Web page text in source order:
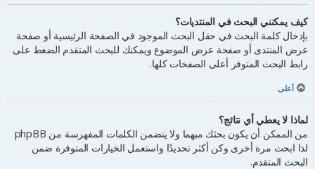
كيف يمكنني البحث في المنتديات؟
بإدخال كلمة البحث في حقل البحث الموجود في الصفحة الرئيسية أو صفحة
عرض المنتدى أو صفحة عرض الموضوع ويمكنك للبحث المتقدم الضغط على
رابط البحث المتوفر أعلى الصفحات كلها.
أعلى
لماذا لا يعطي أي نتائج؟
من الممكن أن يكون بحثك مبهما ولا يتضمن الكلمات المفهرسة من phpBB
لذا ابحث مرة أخرى وكن أكثر تحديدًا واستعمل الخيارات المتوفرة ضمن
البحث المتقدم.